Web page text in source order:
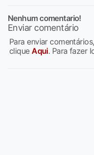
Nenhum comentario!
Enviar comentário
Para enviar
cliqueAqui. Para fazer